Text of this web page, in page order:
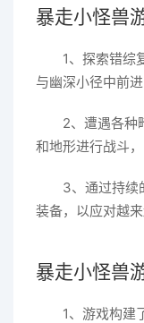
暴走小怪兽
1、探索错综
与幽深小径中前
2、遭遇各种
和地形进行战斗
3、通过持续
装备，以应对越
暴走小怪兽
1、游戏构建